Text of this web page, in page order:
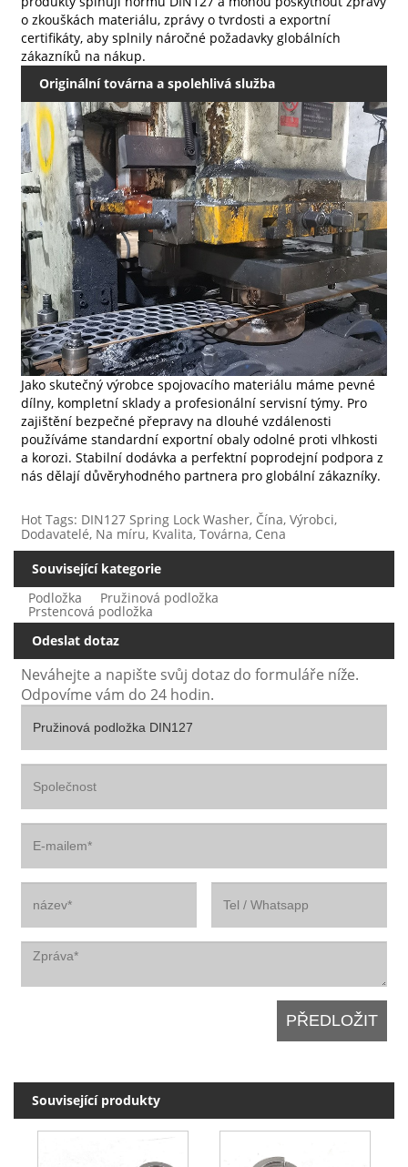
o zkouškách materiálu, zprávy o tvrdosti a exportní
certifikáty, aby splnily náročné požadavky globálních
zákazníků na nákup.
Originální továrna a spolehlivá služba
Jako skutečný výrobce spojovacího materiálu máme pevné
dílny, kompletní sklady a profesionální servisní týmy. Pro
zajištění bezpečné přepravy na dlouhé vzdálenosti
používáme standardní exportní obaly odolné proti vlhkosti
a korozi. Stabilní dodávka a perfektní poprodejní podpora z
nás dělají důvěryhodného partnera pro globální zákazníky.
Hot Tags: DIN127 Spring Lock Washer, Čína, Výrobci,
Dodavatelé, Na míru, Kvalita, Továrna, Cena
Související kategorie
Podložka
Pružinová podložka
Prstencová podložka
Odeslat dotaz
Neváhejte a napište svůj dotaz do formuláře níže.
Odpovíme vám do 24 hodin.
Související produkty